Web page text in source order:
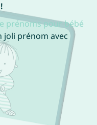
prénoms pour bébé
joli prénom avec